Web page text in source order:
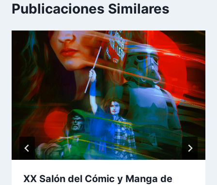
Publicaciones Similares
XX Salón del Cómic y Manga de